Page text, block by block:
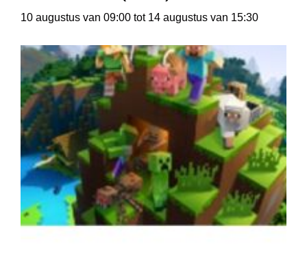
10 augustus van 09:00 tot 14 augustus van 15:30